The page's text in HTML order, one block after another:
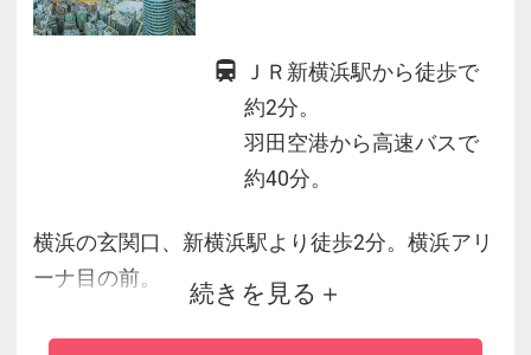
ＪＲ新横浜駅から徒歩で
約2分。
羽田空港から高速バスで
約40分。
横浜の玄関口、新横浜駅より徒歩2分。横浜アリ
ーナ目の前。
新横浜エリア一の高層ホテルで夜景も◎。日産
スタジアムへも徒歩圏内！
続きを見る